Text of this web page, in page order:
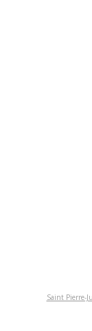
Saint Pierre-